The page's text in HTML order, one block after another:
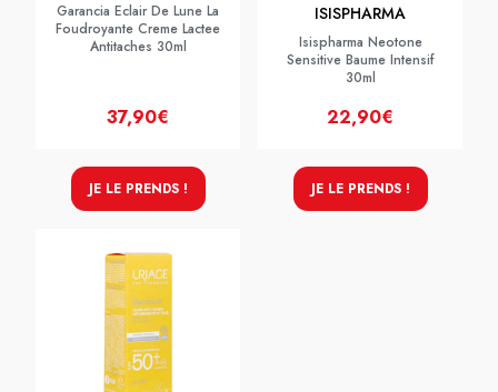
Garancia Eclair De Lune La
Foudroyante Creme Lactee
Antitaches 30ml
37,90€
JE LE PRENDS !
ISISPHARMA
Isispharma Neotone
Sensitive Baume Intensif
30ml
22,90€
JE LE PRENDS !